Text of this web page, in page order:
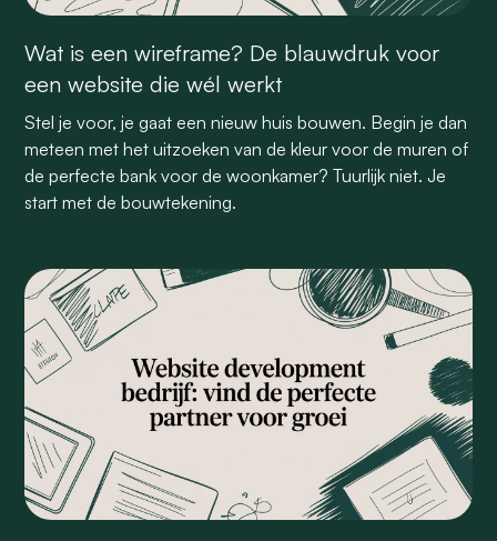
Wat is een wireframe? De blauwdruk voor
een website die wél werkt
Stel je voor, je gaat een nieuw huis bouwen. Begin je dan
meteen met het uitzoeken van de kleur voor de muren of
de perfecte bank voor de woonkamer? Tuurlijk niet. Je
start met de bouwtekening.